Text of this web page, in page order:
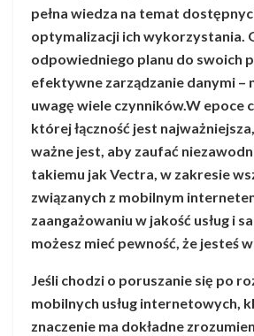
pełna wiedza na temat
optymalizacji ich wykorzystania.
odpowiedniego planu do swoich
efektywne zarządzanie danymi –
uwagę wiele czynników.W epoce
której łączność jest
ważne jest, aby zaufać
takiemu jak Vectra, w zakresie
związanych z mobilnym
zaangażowaniu w jakość usług i
możesz mieć pewność, że jesteś
Jeśli chodzi o poruszanie się po
mobilnych usług internetowych,
znaczenie ma dokładne